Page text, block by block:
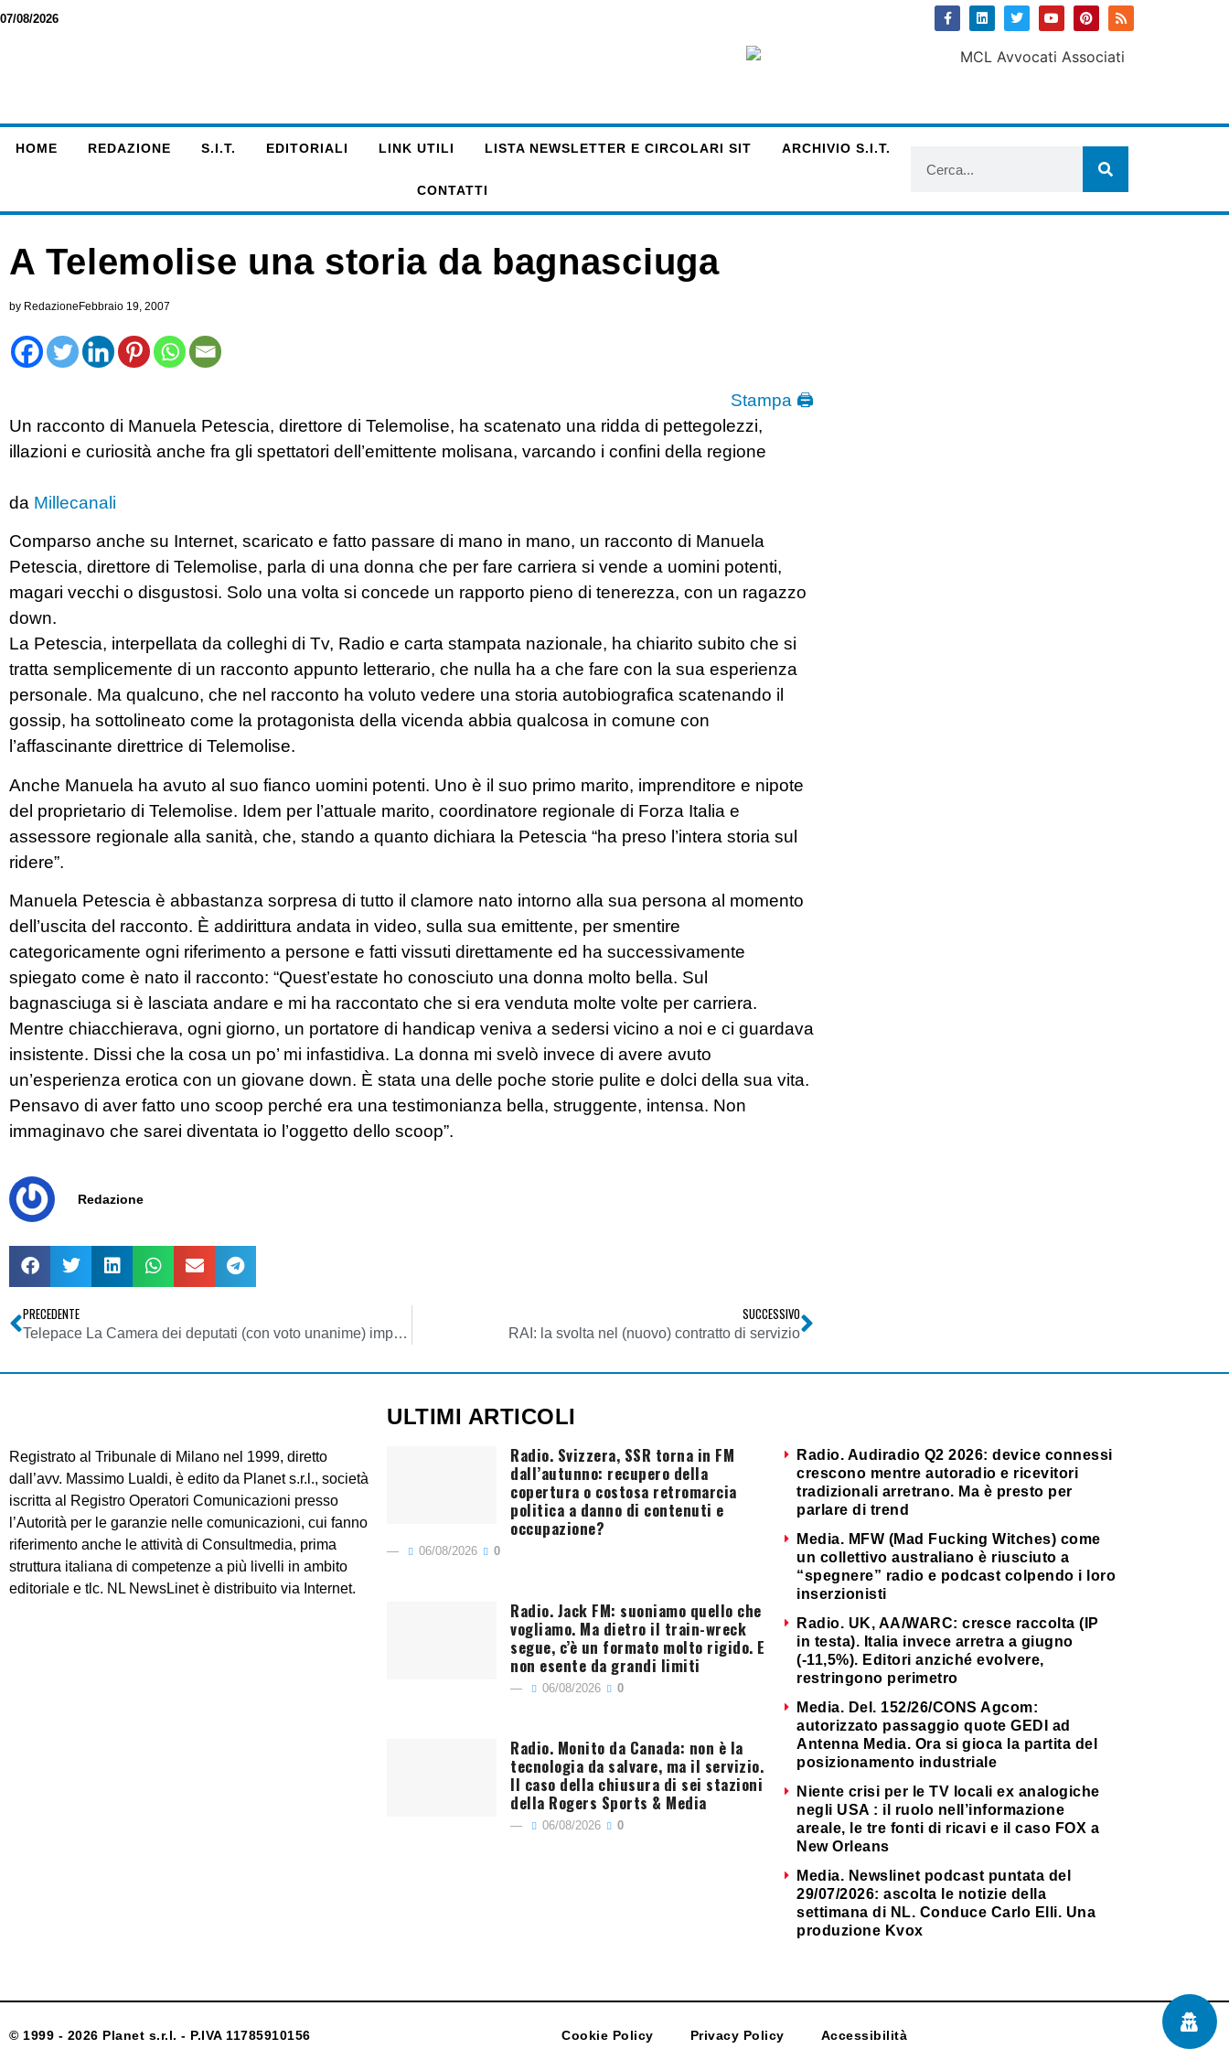
07/08/2026
HOME REDAZIONE S.I.T. EDITORIALI LINK UTILI LISTA NEWSLETTER E CIRCOLARI SIT ARCHIVIO S.I.T.
CONTATTI
A Telemolise una storia da bagnasciuga
by Redazione Febbraio 19, 2007
Stampa 🖨
Un racconto di Manuela Petescia, direttore di Telemolise, ha scatenato una ridda di pettegolezzi,
illazioni e curiosità anche fra gli spettatori dell’emittente molisana, varcando i confini della regione
da Millecanali
Comparso anche su Internet, scaricato e fatto passare di mano in mano, un racconto di Manuela
Petescia, direttore di Telemolise, parla di una donna che per fare carriera si vende a uomini potenti,
magari vecchi o disgustosi. Solo una volta si concede un rapporto pieno di tenerezza, con un ragazzo
down.
La Petescia, interpellata da colleghi di Tv, Radio e carta stampata nazionale, ha chiarito subito che si
tratta semplicemente di un racconto appunto letterario, che nulla ha a che fare con la sua esperienza
personale. Ma qualcuno, che nel racconto ha voluto vedere una storia autobiografica scatenando il
gossip, ha sottolineato come la protagonista della vicenda abbia qualcosa in comune con
l’affascinante direttrice di Telemolise.
Anche Manuela ha avuto al suo fianco uomini potenti. Uno è il suo primo marito, imprenditore e nipote
del proprietario di Telemolise. Idem per l’attuale marito, coordinatore regionale di Forza Italia e
assessore regionale alla sanità, che, stando a quanto dichiara la Petescia “ha preso l’intera storia sul
ridere”.
Manuela Petescia è abbastanza sorpresa di tutto il clamore nato intorno alla sua persona al momento
dell’uscita del racconto. È addirittura andata in video, sulla sua emittente, per smentire
categoricamente ogni riferimento a persone e fatti vissuti direttamente ed ha successivamente
spiegato come è nato il racconto: “Quest’estate ho conosciuto una donna molto bella. Sul
bagnasciuga si è lasciata andare e mi ha raccontato che si era venduta molte volte per carriera.
Mentre chiacchierava, ogni giorno, un portatore di handicap veniva a sedersi vicino a noi e ci guardava
insistente. Dissi che la cosa un po’ mi infastidiva. La donna mi svelò invece di avere avuto
un’esperienza erotica con un giovane down. È stata una delle poche storie pulite e dolci della sua vita.
Pensavo di aver fatto uno scoop perché era una testimonianza bella, struggente, intensa. Non
immaginavo che sarei diventata io l’oggetto dello scoop”.
Redazione
PRECEDENTE
Telepace La Camera dei deputati (con voto unanime) impegna il Governo a chiedere la revoca dei quattro licenziamenti
SUCCESSIVO
RAI: la svolta nel (nuovo) contratto di servizio
Registrato al Tribunale di Milano nel 1999, diretto
dall’avv. Massimo Lualdi, è edito da Planet s.r.l., società
iscritta al Registro Operatori Comunicazioni presso
l’Autorità per le garanzie nelle comunicazioni, cui fanno
riferimento anche le attività di Consultmedia, prima
struttura italiana di competenze a più livelli in ambito
editoriale e tlc. NL NewsLinet è distribuito via Internet.
ULTIMI ARTICOLI
Radio. Svizzera, SSR torna in FM
dall’autunno: recupero della
copertura o costosa retromarcia
politica a danno di contenuti e
occupazione?
06/08/2026 0
Radio. Jack FM: suoniamo quello che
vogliamo. Ma dietro il train-wreck
segue, c’è un formato molto rigido. E
non esente da grandi limiti
06/08/2026 0
Radio. Monito da Canada: non è la
tecnologia da salvare, ma il servizio.
Il caso della chiusura di sei stazioni
della Rogers Sports & Media
06/08/2026 0
Radio. Audiradio Q2 2026: device connessi
crescono mentre autoradio e ricevitori
tradizionali arretrano. Ma è presto per
parlare di trend
Media. MFW (Mad Fucking Witches) come
un collettivo australiano è riusciuto a
“spegnere” radio e podcast colpendo i loro
inserzionisti
Radio. UK, AA/WARC: cresce raccolta (IP
in testa). Italia invece arretra a giugno
(-11,5%). Editori anziché evolvere,
restringono perimetro
Media. Del. 152/26/CONS Agcom:
autorizzato passaggio quote GEDI ad
Antenna Media. Ora si gioca la partita del
posizionamento industriale
Niente crisi per le TV locali ex analogiche
negli USA : il ruolo nell’informazione
areale, le tre fonti di ricavi e il caso FOX a
New Orleans
Media. Newslinet podcast puntata del
29/07/2026: ascolta le notizie della
settimana di NL. Conduce Carlo Elli. Una
produzione Kvox
© 1999 - 2026 Planet s.r.l. - P.IVA 11785910156 Cookie Policy Privacy Policy Accessibilità